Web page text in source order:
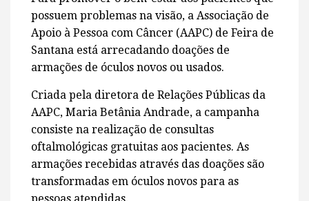
possuem problemas na visão, a Associação de
Apoio à Pessoa com Câncer (AAPC) de Feira de
Santana está arrecadando doações de
armações de óculos novos ou usados.
Criada pela diretora de Relações Públicas da
AAPC, Maria Betânia Andrade, a campanha
consiste na realização de consultas
oftalmológicas gratuitas aos pacientes. As
armações recebidas através das doações são
transformadas em óculos novos para as